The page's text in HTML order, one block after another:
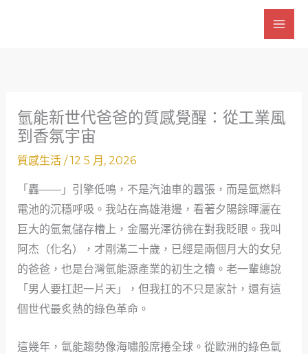
氫能新世代爸爸的質感覺醒：從工業風
到香氛宇宙
質感生活/12 5 月, 2026
「轟——」引擎低鳴，不是汽油車的囂張，而是氫燃料
電池的沉穩呼吸。我站在高雄港邊，看著夕陽餘暉灑在
巨大的氫氣儲存槽上，金屬光澤彷彿在對我眨眼。我叫
阿杰（化名），才剛滿二十歲，已經是兩個月大的女兒
的爸爸，也是台灣氫能源產業的初生之犢。老一輩總說
「男人要扛起一片天」，但我扛的不只是家計，還有這
個世代最炙熱的綠色革命。
這幾年，氫能趨勢像海嘯般席捲全球。從歐洲的綠色氫